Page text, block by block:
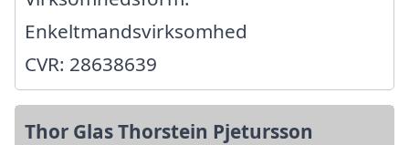
Enkeltmandsvirksomhed
CVR: 28638639
Thor Glas Thorstein Pjetursson